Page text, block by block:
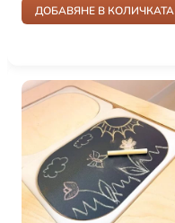
ДОБАВЯНЕ В КОЛИЧКАТА